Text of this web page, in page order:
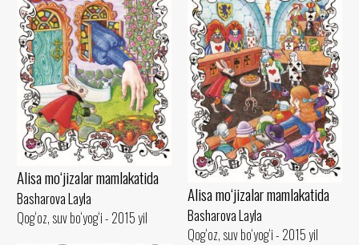
Alisa mo‘jizalar mamlakatida
Basharova Layla
Qog‘oz, suv bo‘yog‘i - 2015 yil
Alisa mo‘jizalar mamlakatida
Basharova Layla
Qog‘oz, suv bo‘yog‘i - 2015 yil